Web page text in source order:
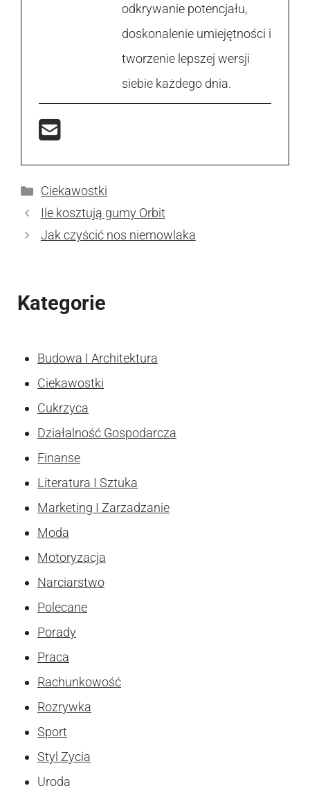
odkrywanie potencjału,
doskonalenie umiejętności i
tworzenie lepszej wersji
siebie każdego dnia.
Kategorie
Ciekawostki
Ile kosztują gumy Orbit
Jak czyścić nos niemowlaka
Kategorie
Budowa I Architektura
Ciekawostki
Cukrzyca
Działalność Gospodarcza
Finanse
Literatura I Sztuka
Marketing I Zarzadzanie
Moda
Motoryzacja
Narciarstwo
Polecane
Porady
Praca
Rachunkowość
Rozrywka
Sport
Styl Zycia
Uroda